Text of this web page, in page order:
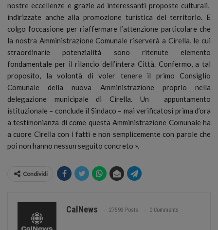
nostre eccellenze e grazie ad interessanti proposte culturali,
indirizzate anche alla promozione turistica del territorio. E
colgo l’occasione per riaffermare l’attenzione particolare che
la nostra Amministrazione Comunale riserverà a Cirella, le cui
straordinarie potenzialità sono ritenute elemento
fondamentale per il rilancio dell’intera Città. Confermo, a tal
proposito, la volontà di voler tenere il primo Consiglio
Comunale della nuova Amministrazione proprio nella
delegazione municipale di Cirella. Un appuntamento
istituzionale – conclude il Sindaco – mai verificatosi prima d’ora
a testimonianza di come questa Amministrazione Comunale ha
a cuore Cirella con i fatti e non semplicemente con parole che
poi non hanno nessun seguito concreto ».
Condividi
CalNews 27593 Posts 0 Comments